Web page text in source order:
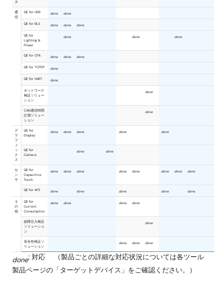
done: 対応 （製品ごとの詳細な対応状況については各ツール
製品ページの「ターゲットデバイス」をご確認ください。）